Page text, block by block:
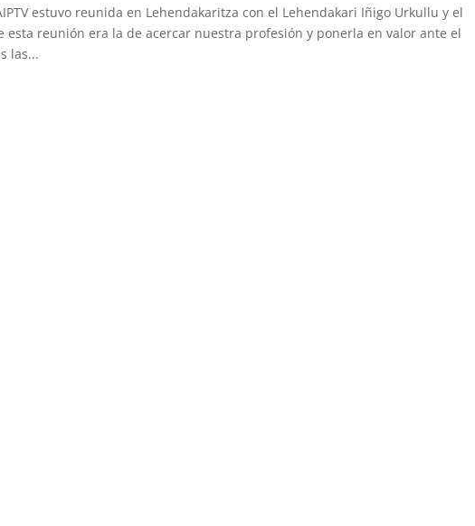
estuvo reunida en Lehendakaritza con el Lehendakari Iñigo Urkullu y el
esta reunión era la de acercar nuestra profesión y ponerla en valor ante el
las...